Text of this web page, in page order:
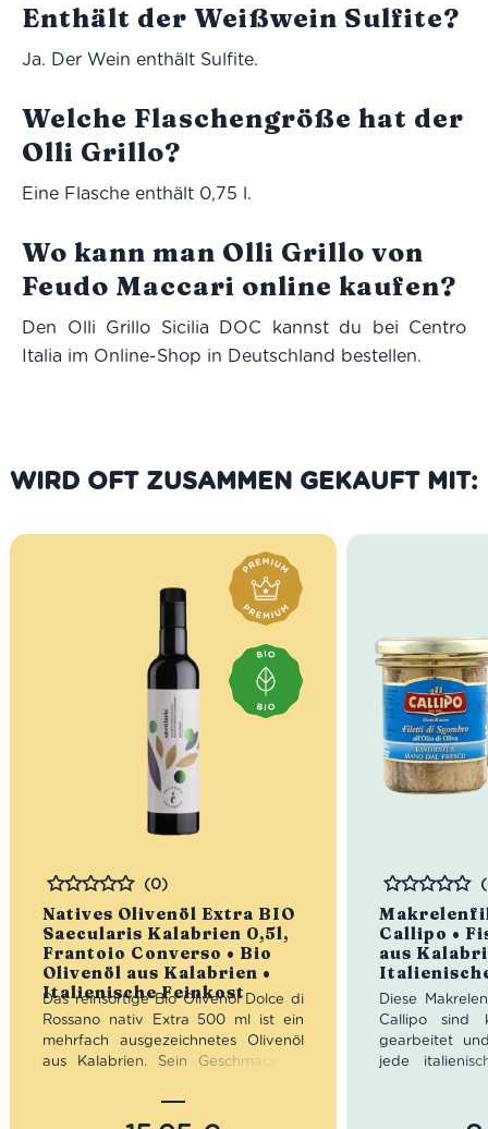
Enthält der Weißwein Sulfite?
Ja. Der Wein enthält Sulfite.
Welche Flaschengröße hat der
Olli Grillo?
Eine Flasche enthält 0,75 l.
Wo kann man Olli Grillo von
Feudo Maccari online kaufen?
Den Olli Grillo Sicilia DOC kannst du bei Centro
Italia im Online-Shop in Deutschland bestellen.
WIRD OFT ZUSAMMEN GEKAUFT MIT:
Natives Olivenöl Extra BIO
Saecularis Kalabrien 0,5l,
Frantoio Converso • Bio
Olivenöl aus Kalabrien •
Italienische Feinkost
Bewertet
(0)
Das reinsortige Bio Olivenöl Dolce di
Rossano nativ Extra 500 ml ist ein
mehrfach ausgezeichnetes Olivenöl
aus Kalabrien. Sein Geschmack ist
ausgewogen in den
Geschmacksempfindungen und mit
Callipo •
aus
Bewertet
Diese
Callipo sind
gearbeitet
jede
frischen